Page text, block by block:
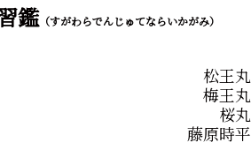
鑑（すがわらでんじゅてならいかがみ）
松王丸
梅王丸
桜丸
藤原時平